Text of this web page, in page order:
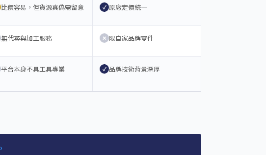
比價容易，但貨源真偽需留意 ✓ 原廠定價統一
無代尋與加工服務 ✕ 限自家品牌零件
平台本身不具工具專業 ✓ 品牌技術背景深厚
›